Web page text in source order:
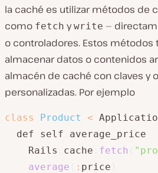
la caché es utilizar métodos de
como fetch ywrite —
o controladores. Estos
almacenar datos o contenidos
almacén de caché con claves y
personalizadas. Por ejemplo
class Product <
  def self
average_price
    Rails
cache fetch
average
: price